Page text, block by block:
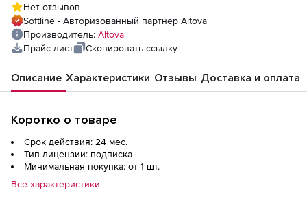
Нет отзывов
Softline - Авторизованный партнер Altova
Производитель: Altova
Прайс-лист
Скопировать ссылку
Описание Характеристики Отзывы Доставка и оплата
Коротко о товаре
Срок действия: 24 мес.
Тип лицензии: подписка
Минимальная покупка: от 1 шт.
Все характеристики